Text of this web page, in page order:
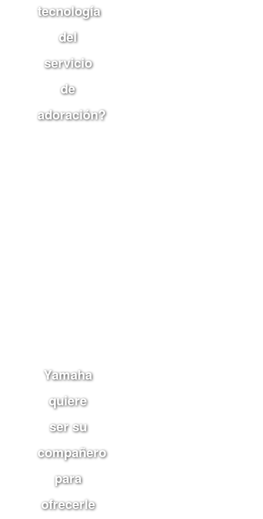
tecnología
del
servicio
de
adoración?
Yamaha
quiere
ser su
compañero
para
ofrecerle